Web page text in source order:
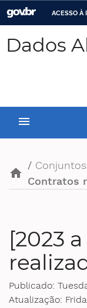
ACESSO À
Ministério da Justiça e
Ministério das Relações
Ministério da Economia
Ministério da
Ministério da Cidadania
Ministério da Saúde
Dados
menu
home
/
Contratos
[2023
Publicado:
Atualização: